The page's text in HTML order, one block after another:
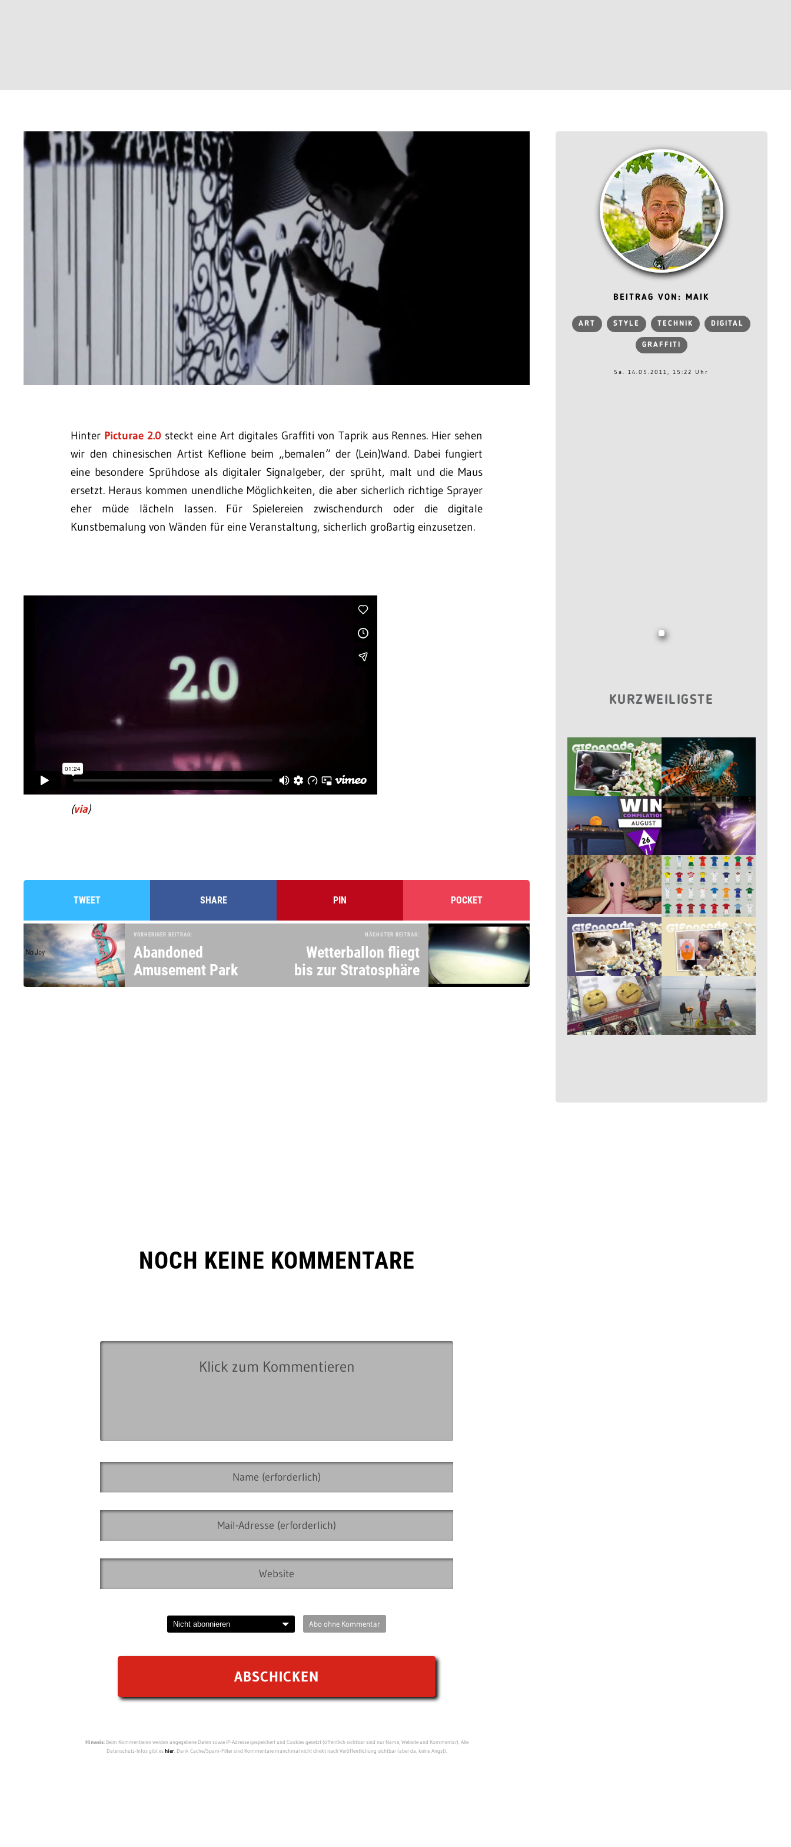
Hinter Picturae 2.0 steckt eine Art digitales Graffiti von Taprik aus Rennes. Hier sehen
wir den chinesischen Artist Keflione beim „bemalen“ der (Lein)Wand. Dabei fungiert
eine besondere Sprühdose als digitaler Signalgeber, der sprüht, malt und die Maus
ersetzt. Heraus kommen unendliche Möglichkeiten, die aber sicherlich richtige Sprayer
eher müde lächeln lassen. Für Spielereien zwischendurch oder die digitale
Kunstbemalung von Wänden für eine Veranstaltung, sicherlich großartig einzusetzen.
(via)
TWEET SHARE PIN POCKET
VORHERIGER BEITRAG:
Abandoned
Amusement Park
NÄCHSTER BEITRAG:
Wetterballon fliegt
bis zur Stratosphäre
NOCH KEINE KOMMENTARE
Abo ohne Kommentar
Hinweis:Beim Kommentieren werden angegebene Daten sowie IP-Adresse gespeichert und Cookies gesetzt (öffentlich sichtbar sind nur Name, Website und Kommentar). Alle
Datenschutz-Infos gibt eshier. Dank Cache/Spam-Filter sind Kommentare manchmal nicht direkt nach Veröffentlichung sichtbar (aber da, keine Angst).
BEITRAG VON: MAIK
ART STYLE TECHNIK DIGITAL
GRAFFITI
Sa. 14.05.2011, 15:22 Uhr
KURZWEILIGSTE